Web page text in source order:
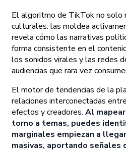
El algoritmo de TikTok no solo
culturales: las moldea
revela cómo las narrativas
forma consistente en el
los sonidos virales y las redes
audiencias que rara vez
El motor de tendencias de la
relaciones interconectadas
efectos y creadores. Al
torno a temas, puedes
marginales empiezan a
masivas, aportando señales